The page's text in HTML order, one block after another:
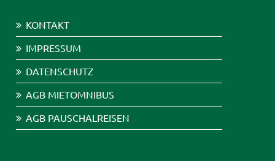
KONTAKT
IMPRESSUM
DATENSCHUTZ
AGB MIETOMNIBUS
AGB PAUSCHALREISEN